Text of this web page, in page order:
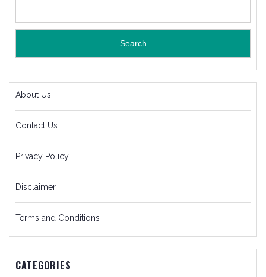
Search
About Us
Contact Us
Privacy Policy
Disclaimer
Terms and Conditions
CATEGORIES